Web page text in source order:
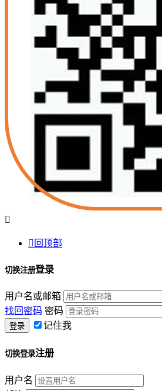

 回顶部
切换注册登录
用户名或邮箱
找回密码 密码
记住我
切换登录注册
用户名